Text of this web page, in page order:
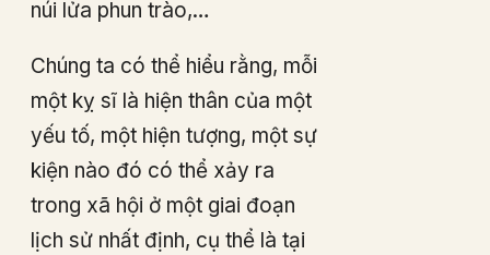
núi lửa phun trào,…
Chúng ta có thể hiểu rằng, mỗi
một kỵ sĩ là hiện thân của một
yếu tố, một hiện tượng, một sự
kiện nào đó có thể xảy ra
trong xã hội ở một giai đoạn
lịch sử nhất định, cụ thể là tại